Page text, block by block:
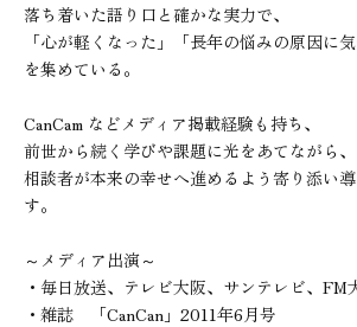
落ち着いた語り口と確かな実力で、
「心が軽くなった」「長年の悩みの原因に
を集めている。
CanCam などメディア掲載経験も持ち、
前世から続く学びや課題に光をあてながら、
相談者が本来の幸せへ進めるよう寄り添い
す。
～メディア出演～
・毎日放送、テレビ大阪、サンテレビ、FM
・雑誌　「CanCan」2011年6月号